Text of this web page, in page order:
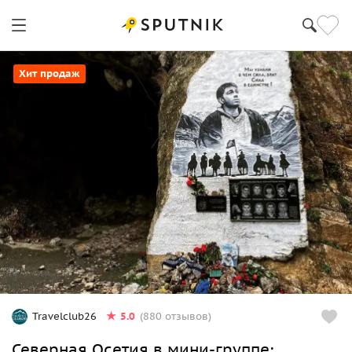
Хит продаж
Travelclub26 5.0 (880 отзывов)